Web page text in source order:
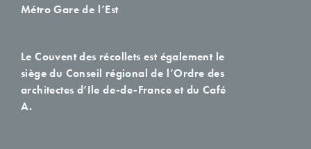
Métro Gare de l’Est
Le Couvent des récollets est également le
siège du Conseil régional de l’Ordre des
architectes d’Ile de-de-France et du Café
A.